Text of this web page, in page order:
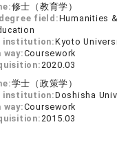
修士（教育学）
field:Humanities
institution:Kyoto
Coursework
2020.03
学士（政策学）
institution:Doshisha
Coursework
2015.03